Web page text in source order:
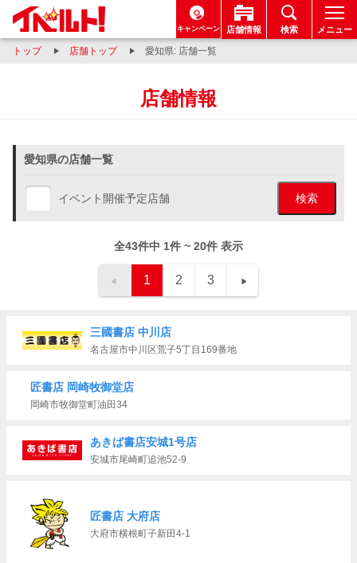
キャンペーン 店舗情報 検索 メニュー
トップ 店舗トップ 愛知県: 店舗一覧
店舗情報
愛知県の店舗一覧
イベント開催予定店舗 検索
全43件中 1件 ~ 20件 表示
1 2 3
三國書店 中川店
名古屋市中川区荒子5丁目169番地
匠書店 岡崎牧御堂店
岡崎市牧御堂町油田34
あきば書店安城1号店
安城市尾崎町追池52-9
匠書店 大府店
大府市横根町子新田4-1